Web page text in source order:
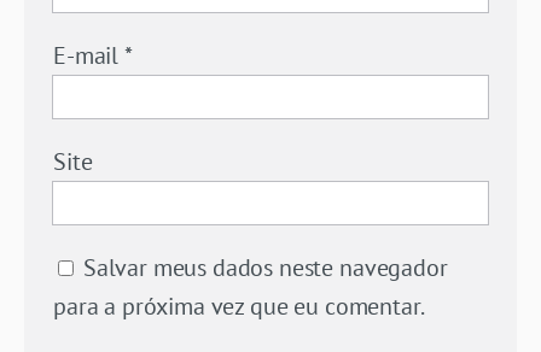
E-mail*
Site
Salvar meus dados neste navegador
para a próxima vez que eu comentar.